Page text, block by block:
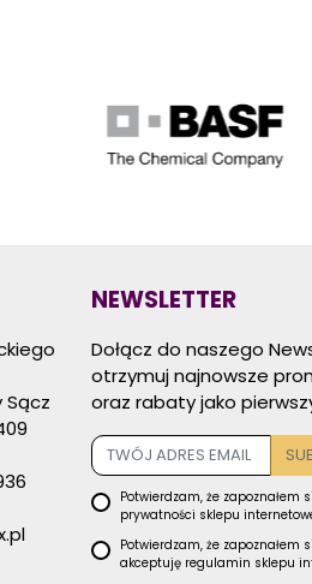
Sącz
NEWSLETTER
Dołącz do naszego
otrzymuj najnowsze
oraz rabaty jako
Potwierdzam, że zapoznałem
prywatności sklepu
Potwierdzam, że zapoznałem
akceptuję regulamin sklepu